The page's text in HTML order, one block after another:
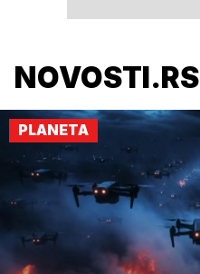
NOVOSTI.RS
PLANETA